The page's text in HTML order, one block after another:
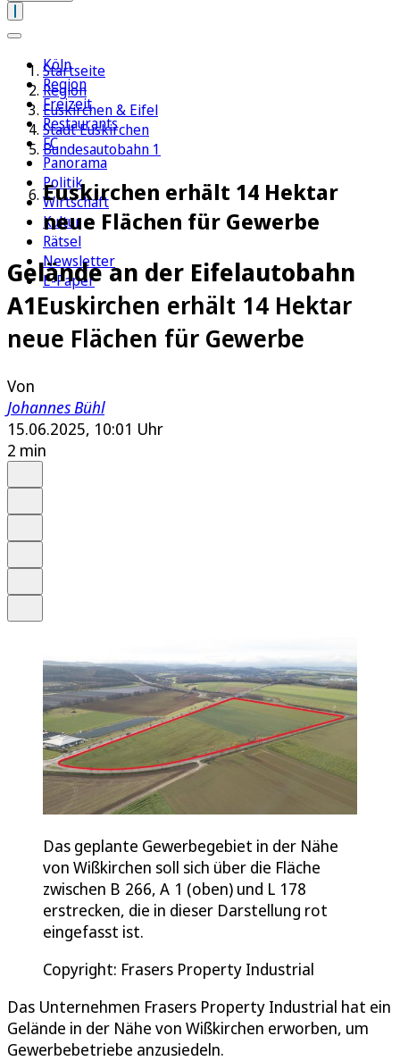
Köln
Region
Freizeit
Restaurants
FC
Panorama
Politik
Wirtschaft
Kultur
Rätsel
Newsletter
E-Paper
Startseite
Region
Euskirchen & Eifel
Stadt Euskirchen
Bundesautobahn 1
Euskirchen erhält 14 Hektar
neue Flächen für Gewerbe
Gelände an der Eifelautobahn
A1Euskirchen erhält 14 Hektar
neue Flächen für Gewerbe
Von
Johannes Bühl
15.06.2025, 10:01 Uhr
2 min
Das geplante Gewerbegebiet in der Nähe
von Wißkirchen soll sich über die Fläche
zwischen B 266, A 1 (oben) und L 178
erstrecken, die in dieser Darstellung rot
eingefasst ist.
Copyright: Frasers Property Industrial
Das Unternehmen Frasers Property Industrial hat ein
Gelände in der Nähe von Wißkirchen erworben, um
Gewerbebetriebe anzusiedeln.